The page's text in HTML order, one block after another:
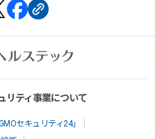
リティ事業について
セキュリティ24」